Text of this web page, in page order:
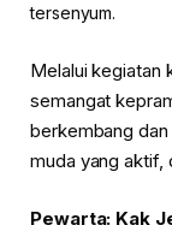
tersenyum.
Melalui kegiatan
semangat
berkembang
muda yang aktif,
Pewarta: Kak